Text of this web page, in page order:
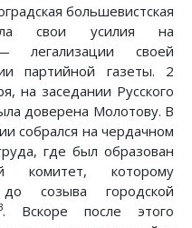
большевистская
свои усилия на
легализации своей
партийной газеты. 2
на заседании Русского
доверена Молотову. В
собрался на чердачном
где был образован
комитет, которому
до созыва городской
. Вскоре после этого